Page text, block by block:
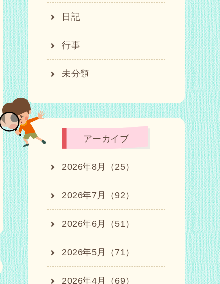
日記
行事
未分類
アーカイブ
2026年8月（25）
2026年7月（92）
2026年6月（51）
2026年5月（71）
2026年4月（69）